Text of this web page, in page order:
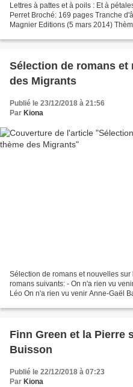
Lettres à pattes et à poils : Et à
Perret Broché: 169 pages Tranche
Magnier Editions (5 mars 2014)
Sélection de romans
des Migrants
Publié le 23/12/2018 à 21:56
Par Kiona
Sélection de romans et nouvelles
romans suivants: - On n'a rien vu
Léo On n'a rien vu venir Anne-Gaël
Finn Green et la Pierre
Buisson
Publié le 22/12/2018 à 07:23
Par Kiona